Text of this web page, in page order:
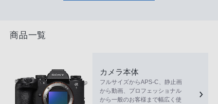
商品一覧
カメラ本体
フルサイズからAPS-C、静止画
から動画、プロフェッショナル
から一般のお客様まで幅広く使